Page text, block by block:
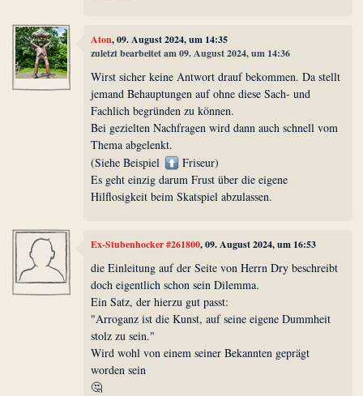
Aton, 09. August 2024, um 14:35
zuletzt bearbeitet am 09. August 2024, um 14:36
Wirst sicher keine Antwort drauf bekommen. Da stellt
jemand Behauptungen auf ohne diese Sach- und
Fachlich begründen zu können.
Bei gezielten Nachfragen wird dann auch schnell vom
Thema abgelenkt.
(Siehe Beispiel
Friseur)
Es geht einzig darum Frust über die eigene
Hilflosigkeit beim Skatspiel abzulassen.
Ex-Stubenhocker #261800, 09. August 2024, um 16:53
die Einleitung auf der Seite von Herrn Dry beschreibt
doch eigentlich schon sein Dilemma.
Ein Satz, der hierzu gut passt:
"Arroganz ist die Kunst, auf seine eigene Dummheit
stolz zu sein."
Wird wohl von einem seiner Bekannten geprägt
worden sein
🤔